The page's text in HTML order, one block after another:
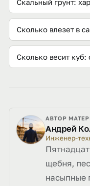
Скальный грунт:
Сколько влезет в
Сколько весит куб:
АВТОР
Андрей
Инженер-
щебня,
насыпные